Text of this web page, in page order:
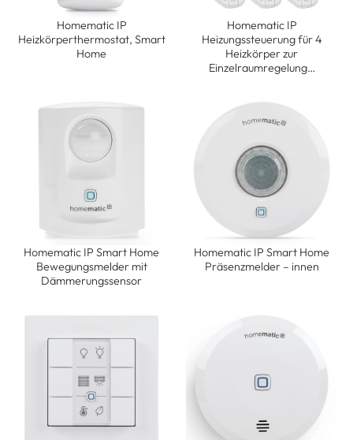
Homematic IP
Heizkörperthermostat, Smart
Home
Homematic IP
Heizungssteuerung für 4
Heizkörper zur
Einzelraumregelung…
Homematic IP Smart Home
Bewegungsmelder mit
Dämmerungssensor
Homematic IP Smart Home
Präsenzmelder – innen